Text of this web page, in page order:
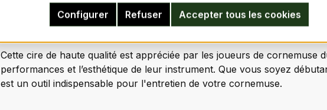
Pourquoi choisir la Cire de Cordonnier Noire ?
Cette cire de haute qualité est appréciée par les joueurs de cornemuse
performances et l’esthétique de leur instrument. Que vous soyez
est un outil indispensable pour l'entretien de votre cornemuse.
Refuser
Configurer Accepter tous les cookies